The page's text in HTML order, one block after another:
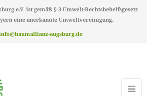
e.V. ist gemäß § 3 Umwelt-Rechtsbehelfsgesetz
eine anerkannte Umweltvereinigung.
augsburg.de